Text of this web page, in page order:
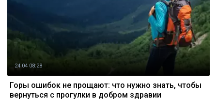
24.04 08:28
Горы ошибок не прощают: что нужно знать, чтобы
вернуться с прогулки в добром здравии